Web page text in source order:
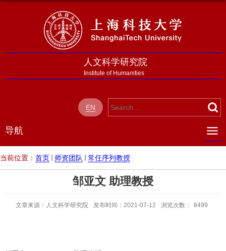
人文科学研究院
Institute of Humanities
EN
导航
当前位置： 首页 师资团队 常任序列教授
邹亚文 助理教授
文章来源：人文科学研究院 发布时间：2021-07-12 浏览次数： 8499